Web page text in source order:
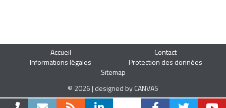
Accueil
Contact
Informations légales
Protection des données
Sitemap
© 2026 | designed by CANVAS